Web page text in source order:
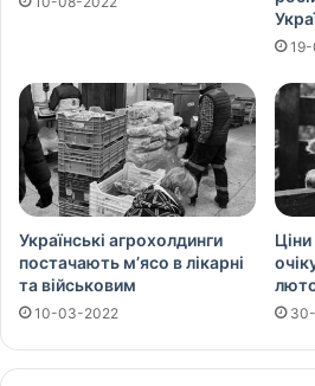
Українські агрохолдинги
постачають м’ясо в лікарні
та військовим
10-03-2022